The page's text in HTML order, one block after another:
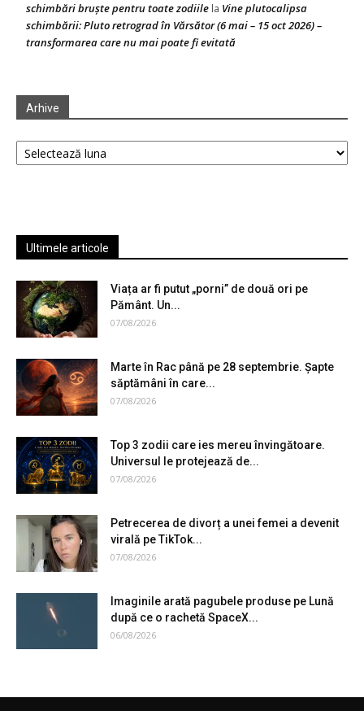
schimbări bruște pentru toate zodiile la Vine plutocalipsa
schimbării: Pluto retrograd în Vărsător (6 mai – 15 oct 2026) –
transformarea care nu mai poate fi evitată
Arhive
Arhive
Ultimele articole
Viața ar fi putut „porni” de două ori pe
Pământ. Un...
07/08/2026
Marte în Rac până pe 28 septembrie. Șapte
săptămâni în care...
07/08/2026
Top 3 zodii care ies mereu învingătoare.
Universul le protejează de...
07/08/2026
Petrecerea de divorț a unei femei a devenit
virală pe TikTok...
07/08/2026
Imaginile arată pagubele produse pe Lună
după ce o rachetă SpaceX...
06/08/2026